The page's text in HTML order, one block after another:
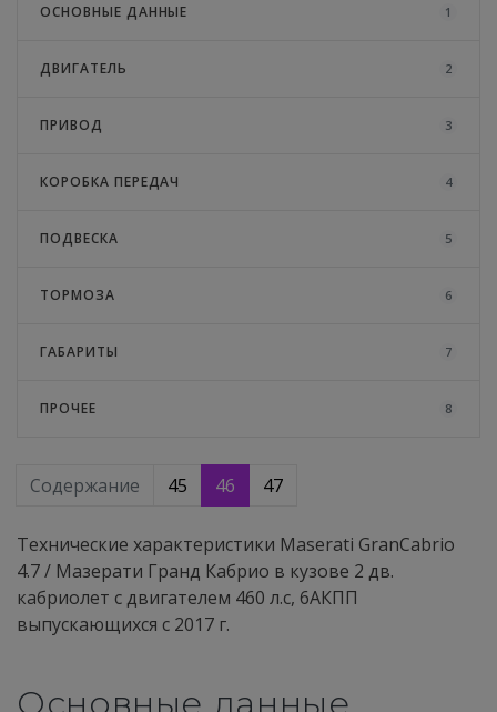
ОСНОВНЫЕ ДАННЫЕ 1
ДВИГАТЕЛЬ 2
ПРИВОД 3
КОРОБКА ПЕРЕДАЧ 4
ПОДВЕСКА 5
ТОРМОЗА 6
ГАБАРИТЫ 7
ПРОЧЕЕ 8
Содержание 45 46 47
Технические характеристики Maserati GranCabrio
4.7 / Мазерати Гранд Кабрио в кузове 2 дв.
кабриолет с двигателем 460 л.с, 6АКПП
выпускающихся c 2017 г.
Основные данные